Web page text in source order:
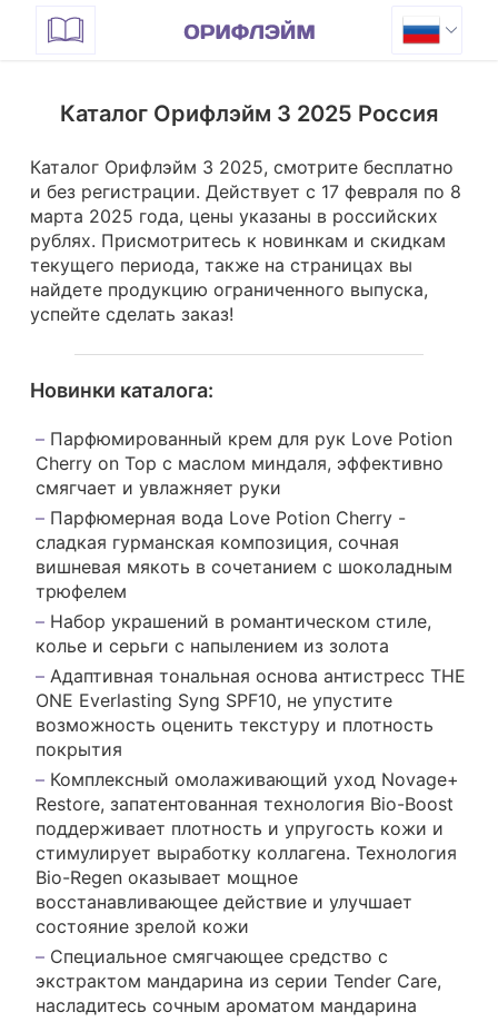
Каталог Орифлэйм 3 2025 Россия
Каталог Орифлэйм 3 2025, смотрите бесплатно
и без регистрации. Действует с 17 февраля по 8
марта 2025 года, цены указаны в российских
рублях. Присмотритесь к новинкам и скидкам
текущего периода, также на страницах вы
найдете продукцию ограниченного выпуска,
успейте сделать заказ!
Новинки каталога:
Парфюмированный крем для рук Love Potion
Cherry on Top с маслом миндаля, эффективно
смягчает и увлажняет руки
Парфюмерная вода Love Potion Cherry -
сладкая гурманская композиция, сочная
вишневая мякоть в сочетанием с шоколадным
трюфелем
Набор украшений в романтическом стиле,
колье и серьги с напылением из золота
Адаптивная тональная основа антистресс THE
ONE Everlasting Syng SPF10, не упустите
возможность оценить текстуру и плотность
покрытия
Комплексный омолаживающий уход Novage+
Restore, запатентованная технология Bio-Boost
поддерживает плотность и упругость кожи и
стимулирует выработку коллагена. Технология
Bio-Regen оказывает мощное
восстанавливающее действие и улучшает
состояние зрелой кожи
Специальное смягчающее средство с
экстрактом мандарина из серии Tender Care,
насладитесь сочным ароматом мандарина